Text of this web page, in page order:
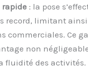
: la pose
record, limitant ainsi
commerciales. Ce
non
fluidité des activités.